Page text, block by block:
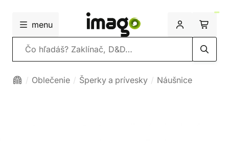
menu
Vyhľadávanie
Oblečenie Šperky a prívesky Náušnice